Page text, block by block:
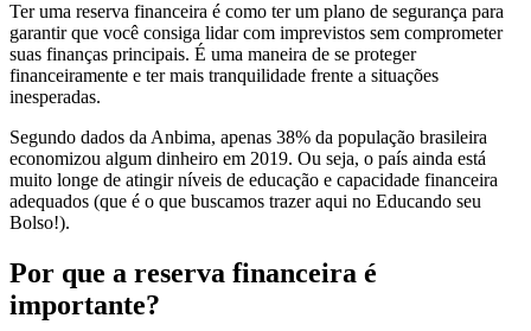
Ter uma reserva financeira é como ter um plano de segurança para
garantir que você consiga lidar com imprevistos sem comprometer
suas finanças principais. É uma maneira de se proteger
financeiramente e ter mais tranquilidade frente a situações
inesperadas.
Segundo dados da Anbima, apenas 38% da população brasileira
economizou algum dinheiro em 2019. Ou seja, o país ainda está
muito longe de atingir níveis de educação e capacidade financeira
adequados (que é o que buscamos trazer aqui no Educando seu
Bolso!).
Por que a reserva financeira é
importante?